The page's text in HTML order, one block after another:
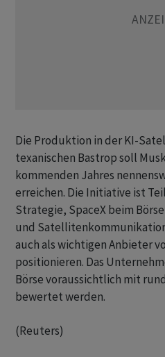
Die Produktion in der ​KI-
texanischen Bastrop ⁠soll
kommenden Jahres
erreichen. Die Initiative ‌ist
Strategie, SpaceX beim
und
auch als wichtigen Anbieter
positionieren. Das
Börse voraussichtlich mit
bewertet werden.
(Reuters)